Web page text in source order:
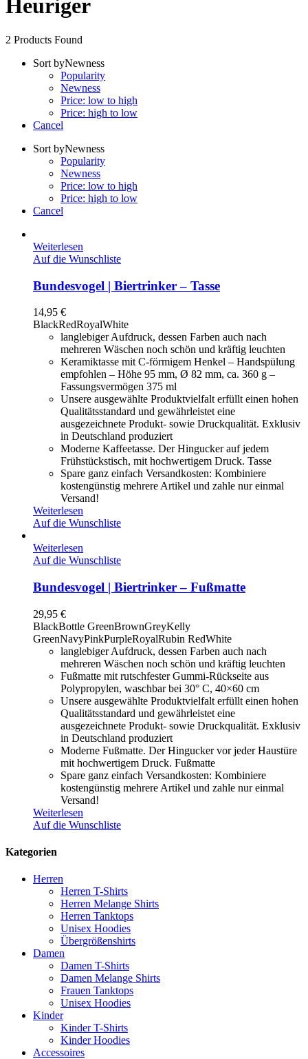
Heuriger
2 Products Found
Sort byNewness
Popularity
Newness
Price: low to high
Price: high to low
Cancel
Sort byNewness
Popularity
Newness
Price: low to high
Price: high to low
Cancel
Weiterlesen
Auf die Wunschliste
Bundesvogel | Biertrinker – Tasse
14,95 €
BlackRedRoyalWhite
langlebiger Aufdruck, dessen Farben auch nach
mehreren Wäschen noch schön und kräftig leuchten
Keramiktasse mit C-förmigem Henkel – Handspülung
empfohlen – Höhe 95 mm, Ø 82 mm, ca. 360 g –
Fassungsvermögen 375 ml
Unsere ausgewählte Produktvielfalt erfüllt einen hohen
Qualitätsstandard und gewährleistet eine
ausgezeichnete Produkt- sowie Druckqualität. Exklusiv
in Deutschland produziert
Moderne Kaffeetasse. Der Hingucker auf jedem
Frühstückstisch, mit hochwertigem Druck. Tasse
Spare ganz einfach Versandkosten: Kombiniere
kostengünstig mehrere Artikel und zahle nur einmal
Versand!
Weiterlesen
Auf die Wunschliste
Weiterlesen
Auf die Wunschliste
Bundesvogel | Biertrinker – Fußmatte
29,95 €
BlackBottle GreenBrownGreyKelly
GreenNavyPinkPurpleRoyalRubin RedWhite
langlebiger Aufdruck, dessen Farben auch nach
mehreren Wäschen noch schön und kräftig leuchten
Fußmatte mit rutschfester Gummi-Rückseite aus
Polypropylen, waschbar bei 30° C, 40×60 cm
Unsere ausgewählte Produktvielfalt erfüllt einen hohen
Qualitätsstandard und gewährleistet eine
ausgezeichnete Produkt- sowie Druckqualität. Exklusiv
in Deutschland produziert
Moderne Fußmatte. Der Hingucker vor jeder Haustüre
mit hochwertigem Druck. Fußmatte
Spare ganz einfach Versandkosten: Kombiniere
kostengünstig mehrere Artikel und zahle nur einmal
Versand!
Weiterlesen
Auf die Wunschliste
Kategorien
Herren
Herren T-Shirts
Herren Melange Shirts
Herren Tanktops
Unisex Hoodies
Übergrößenshirts
Damen
Damen T-Shirts
Damen Melange Shirts
Frauen Tanktops
Unisex Hoodies
Kinder
Kinder T-Shirts
Kinder Hoodies
Accessoires